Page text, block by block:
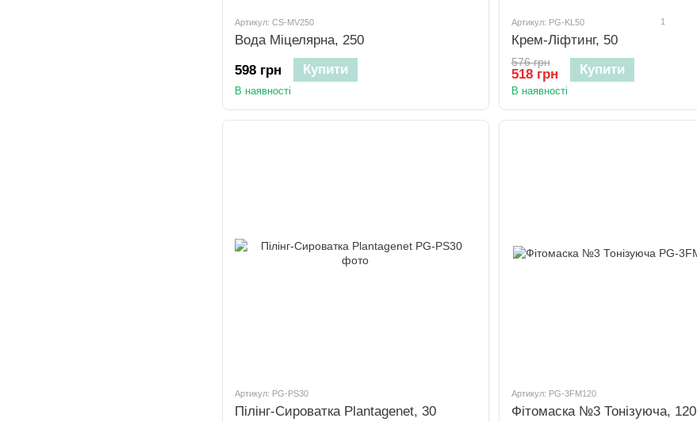
Артикул: CS-MV250
Вода Міцелярна, 250
598 грн
Купити
В наявності
Артикул: PG-KL50 1
Крем-Ліфтинг, 50
576 грн
518 грн Купити
В наявності
Артикул: PG-PS30
Пілінг-Сироватка Plantagenet, 30
Артикул: PG-3FM120
Фітомаска №3 Тонізуюча, 120